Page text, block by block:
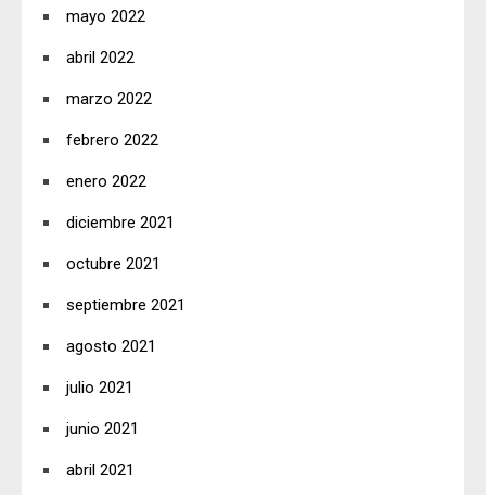
mayo 2022
abril 2022
marzo 2022
febrero 2022
enero 2022
diciembre 2021
octubre 2021
septiembre 2021
agosto 2021
julio 2021
junio 2021
abril 2021